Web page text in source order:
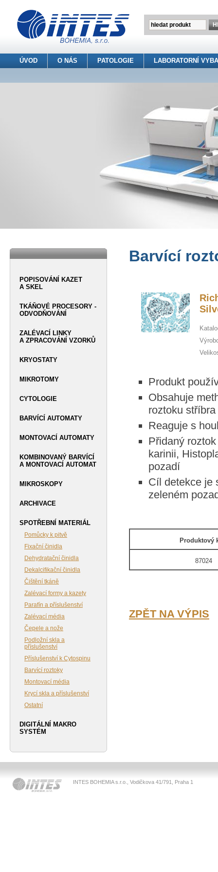
ÚVOD O NÁS PATOLOGIE LABORATORNÍ
Barvící
Produkt
Obsahuje
roztoku stříbra
Reaguje s
Přidaný
karinii,
pozadí
Cíl detekce je
zeleném
Produktový
87024
ZPĚT NA VÝPIS
POPISOVÁNÍ KAZET
A SKEL
TKÁŇOVÉ PROCESORY -
ODVODŇOVÁNÍ
ZALÉVACÍ LINKY
A ZPRACOVÁNÍ VZORKŮ
KRYOSTATY
MIKROTOMY
CYTOLOGIE
BARVÍCÍ AUTOMATY
MONTOVACÍ AUTOMATY
KOMBINOVANÝ BARVÍCÍ
A MONTOVACÍ AUTOMAT
MIKROSKOPY
ARCHIVACE
SPOTŘEBNÍ MATERIÁL
Pomůcky k pitvě
Fixační činidla
Dehydratační činidla
Dekalcifikační činidla
Čištění tkáně
Zalévací formy a kazety
Parafín a příslušenství
Zalévací média
Čepele a nože
Podložní skla a
příslušenství
Příslušenství k Cytospinu
Barvící roztoky
Montovací média
Krycí skla a příslušenství
Ostatní
DIGITÁLNÍ MAKRO
SYSTÉM
INTES BOHEMIA s.r.o., Vodičkova 41/791, Praha 1